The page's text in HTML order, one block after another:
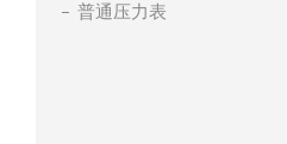
普通压力表